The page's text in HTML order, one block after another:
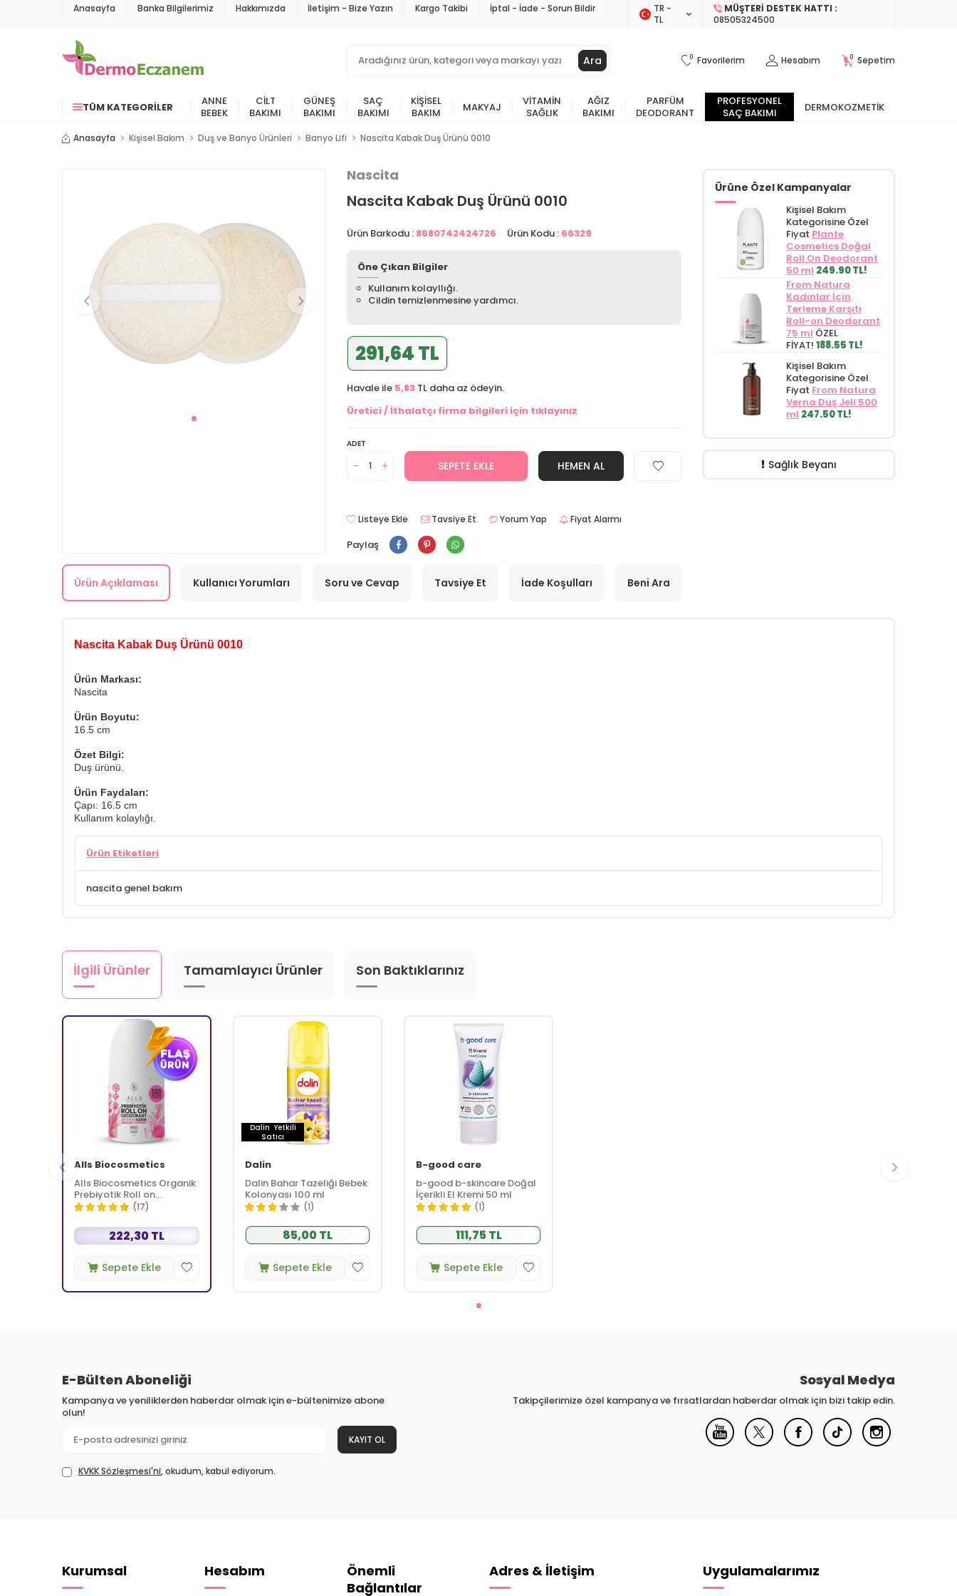
Anasayfa Banka Bilgilerimiz Hakkımızda İletişim - Bize Yazın Kargo Takibi İptal - İade - Sorun Bildir
TR −
TL
MÜŞTERI DESTEK HATTI :
08505324500
Ara 0 Favorilerim Hesabım 0 Sepetim
TÜM KATEGORILER
ANNE
BEBEK
CILT
BAKIMI
GÜNEŞ
BAKIMI
SAÇ
BAKIMI
KIŞISEL
BAKIM
MAKYAJ
VITAMIN
SAĞLIK
AĞIZ
BAKIMI
PARFÜM
DEODORANT
PROFESYONEL
SAÇ BAKIMI
DERMOKOZMETIK
Anasayfa Kişisel Bakım Duş ve Banyo Ürünleri Banyo Lifi Nascita Kabak Duş Ürünü 0010
Nascita
Nascita Kabak Duş Ürünü 0010
Ürün Barkodu : 8680742424726 Ürün Kodu : 66329
Öne Çıkan Bilgiler
Kullanım kolayllığı.
Cildin temizlenmesine yardımcı.
291,64 TL
Havale ile 5,83 TL daha az ödeyin.
Üretici / İthalatçı firma bilgileri için tıklayınız
ADET
SEPETE EKLE HEMEN AL
Listeye Ekle Tavsiye Et Yorum Yap Fiyat Alarmı
Paylaş
Ürüne Özel Kampanyalar
Kişisel Bakım
Kategorisine Özel
Fiyat Plante
Cosmetics Doğal
Roll On Deodorant
50 ml 249.90 TL!
From Natura
Kadınlar İçin
Terleme Karşıtı
Roll-on Deodorant
75 ml ÖZEL
FİYAT! 188.55 TL!
Kişisel Bakım
Kategorisine Özel
Fiyat From Natura
Verna Duş Jeli 500
ml 247.50 TL!
Sağlık Beyanı
Ürün Açıklaması Kullanıcı Yorumları Soru ve Cevap Tavsiye Et İade Koşulları Beni Ara
Nascita Kabak Duş Ürünü 0010
Ürün Markası:
Nascita
Ürün Boyutu:
16.5 cm
Özet Bilgi:
Duş ürünü.
Ürün Faydaları:
Çapı: 16.5 cm
Kullanım kolaylığı.
Ürün Etiketleri
nascita genel bakım
İlgili Ürünler Tamamlayıcı Ürünler Son Baktıklarınız
Alls Biocosmetics
Alls Biocosmetics Organik
Prebiyotik Roll on
Deodorant 75 ml -
(17)
222,30 TL
Sepete Ekle
Dalin Yetkili
Satıcı
Dalin
Dalin Bahar Tazeliği Bebek
Kolonyası 100 ml
(1)
85,00 TL
Sepete Ekle
B-good care
b-good b-skincare Doğal
İçerikli El Kremi 50 ml
(1)
111,75 TL
Sepete Ekle
E-Bülten Aboneliği
Kampanya ve yeniliklerden haberdar olmak için e-bültenimize abone
olun!
KAYIT OL
KVKK Sözleşmesi'ni, okudum, kabul ediyorum.
Sosyal Medya
Takipçilerimize özel kampanya ve fırsatlardan haberdar olmak için bizi takip edin.
Kurumsal Hesabım
Önemli
Bağlantılar
Adres & İletişim Uygulamalarımız